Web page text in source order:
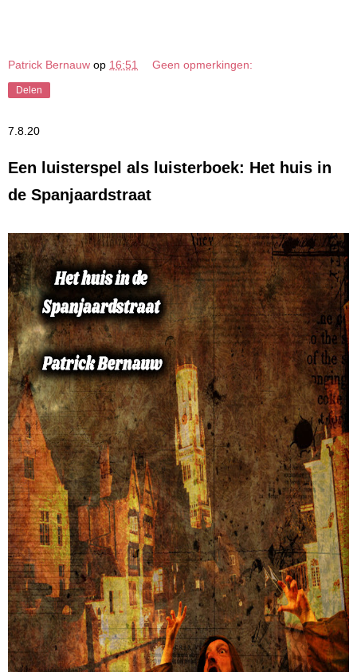
Patrick Bernauw op 16:51 Geen opmerkingen:
Delen
7.8.20
Een luisterspel als luisterboek: Het huis in
de Spanjaardstraat